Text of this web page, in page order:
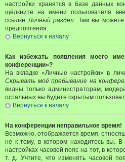
настройки хранятся в базе данных
щёлкните на имени пользователя
ссылкеЛичный раздел. Там вы можете
предпочтения.
Вернуться к началу
Как избежать появления моего
конференции»?
На вкладке «Личные настройки» в
Скрывать моё пребывание на
видны только администраторам,
остальных вы будете скрытым
Вернуться к началу
На конференции неправильное время!
Возможно, отображается время,
не к тому, в котором находитесь вы.
настройках часовой пояс на тот, в
т. д. Учтите, что изменять часовой